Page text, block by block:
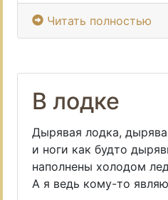
Читать полностью
В лодке
Дырявая лодка,
и ноги как будто
наполнены холодом
А я ведь кому-то